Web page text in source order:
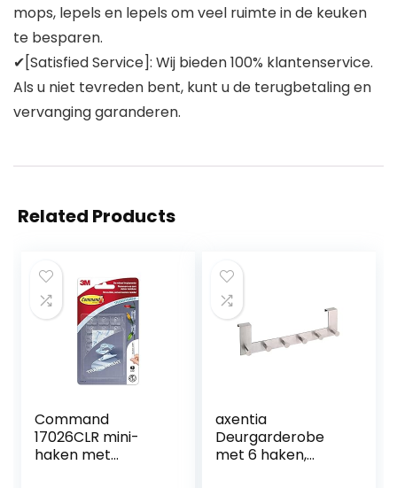
mops, lepels en lepels om veel ruimte in de keuken
te besparen.
✔[Satisfied Service]: Wij bieden 100% klantenservice.
Als u niet tevreden bent, kunt u de terugbetaling en
vervanging garanderen.
Related Products
Command
17026CLR mini-
haken met
axentia
Deurgarderobe
met 6 haken,